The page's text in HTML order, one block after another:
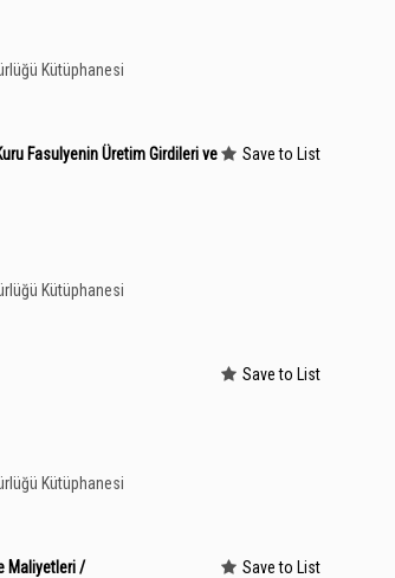
Kütüphanesi
Fasulyenin Üretim Girdileri ve
Kütüphanesi
Save to List
Kütüphanesi
Save to List
Maliyetleri /
Save to List